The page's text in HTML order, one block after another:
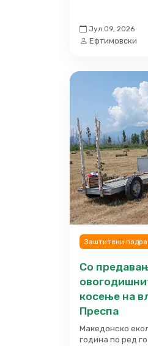
Јул 09, 2026
Ефтимовски
Заштитени
Со
косење на
Преспа
Македонско
година по ред